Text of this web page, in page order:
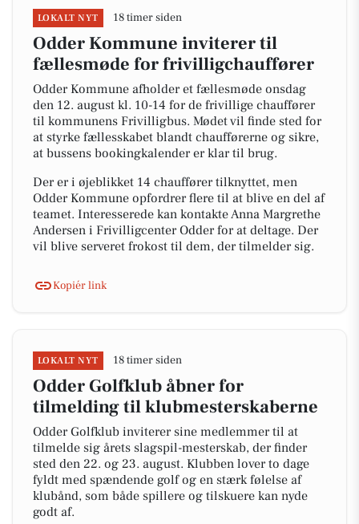
LOKALT NYT 18 timer siden
Odder Kommune inviterer til
fællesmøde for frivilligchauffører
Odder Kommune afholder et fællesmøde onsdag
den 12. august kl. 10-14 for de frivillige chauffører
til kommunens Frivilligbus. Mødet vil finde sted for
at styrke fællesskabet blandt chaufførerne og sikre,
at bussens bookingkalender er klar til brug.
Der er i øjeblikket 14 chauffører tilknyttet, men
Odder Kommune opfordrer flere til at blive en del af
teamet. Interesserede kan kontakte Anna Margrethe
Andersen i Frivilligcenter Odder for at deltage. Der
vil blive serveret frokost til dem, der tilmelder sig.
Kopiér link
LOKALT NYT 18 timer siden
Odder Golfklub åbner for
tilmelding til klubmesterskaberne
Odder Golfklub inviterer sine medlemmer til at
tilmelde sig årets slagspil-mesterskab, der finder
sted den 22. og 23. august. Klubben lover to dage
fyldt med spændende golf og en stærk følelse af
klubånd, som både spillere og tilskuere kan nyde
godt af.